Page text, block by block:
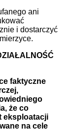
ani
i dostarczyć
faktyczne
że co
eksploatacji
na cele